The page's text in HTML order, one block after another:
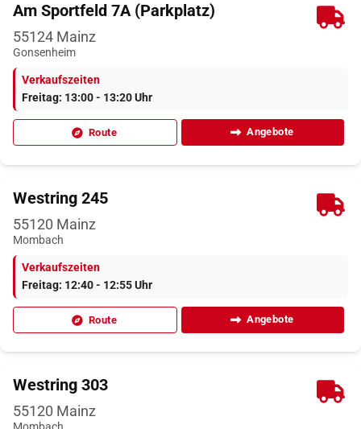
Am Sportfeld 7A (Parkplatz)
55124 Mainz
Gonsenheim
Verkaufszeiten
Freitag: 13:00 - 13:20 Uhr
Route Angebote
Westring 245
55120 Mainz
Mombach
Verkaufszeiten
Freitag: 12:40 - 12:55 Uhr
Route Angebote
Westring 303
55120 Mainz
Mombach